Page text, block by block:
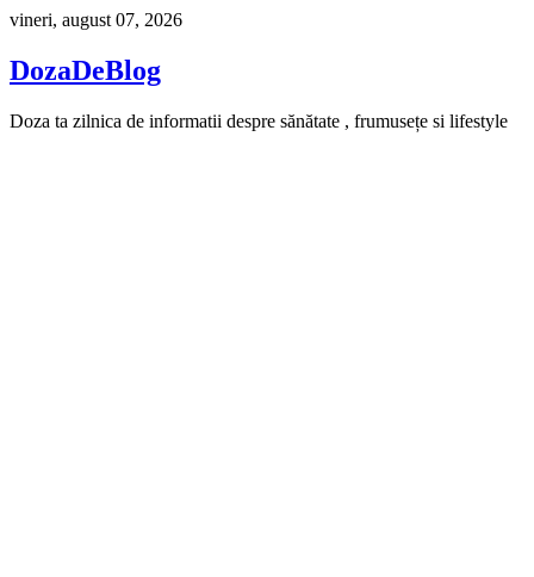
Skip
content
vineri, august 07, 2026
DozaDeBlog
Doza ta zilnica de informatii despre sănătate , frumusețe si lifestyle